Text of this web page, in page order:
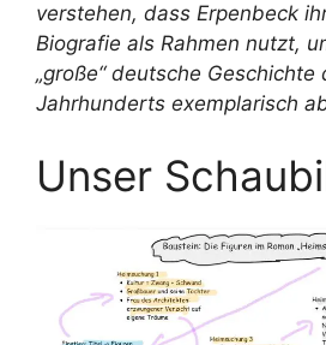
verstehen, dass Erpenbeck
Biografie als Rahmen nutzt,
„große“ deutsche Geschichte
Jahrhunderts exemplarisch
Unser